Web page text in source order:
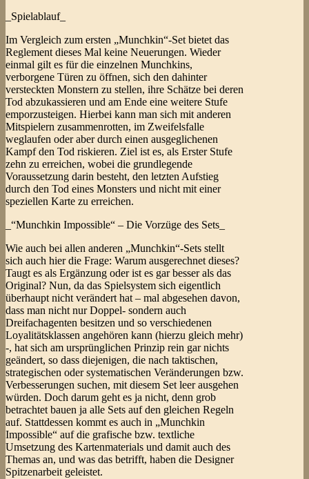
_Spielablauf_
Im Vergleich zum ersten „Munchkin“-Set bietet das
Reglement dieses Mal keine Neuerungen. Wieder
einmal gilt es für die einzelnen Munchkins,
verborgene Türen zu öffnen, sich den dahinter
versteckten Monstern zu stellen, ihre Schätze bei deren
Tod abzukassieren und am Ende eine weitere Stufe
emporzusteigen. Hierbei kann man sich mit anderen
Mitspielern zusammenrotten, im Zweifelsfalle
weglaufen oder aber durch einen ausgeglichenen
Kampf den Tod riskieren. Ziel ist es, als Erster Stufe
zehn zu erreichen, wobei die grundlegende
Voraussetzung darin besteht, den letzten Aufstieg
durch den Tod eines Monsters und nicht mit einer
speziellen Karte zu erreichen.
_“Munchkin Impossible“ – Die Vorzüge des Sets_
Wie auch bei allen anderen „Munchkin“-Sets stellt
sich auch hier die Frage: Warum ausgerechnet dieses?
Taugt es als Ergänzung oder ist es gar besser als das
Original? Nun, da das Spielsystem sich eigentlich
überhaupt nicht verändert hat – mal abgesehen davon,
dass man nicht nur Doppel- sondern auch
Dreifachagenten besitzen und so verschiedenen
Loyalitätsklassen angehören kann (hierzu gleich mehr)
-, hat sich am ursprünglichen Prinzip rein gar nichts
geändert, so dass diejenigen, die nach taktischen,
strategischen oder systematischen Veränderungen bzw.
Verbesserungen suchen, mit diesem Set leer ausgehen
würden. Doch darum geht es ja nicht, denn grob
betrachtet bauen ja alle Sets auf den gleichen Regeln
auf. Stattdessen kommt es auch in „Munchkin
Impossible“ auf die grafische bzw. textliche
Umsetzung des Kartenmaterials und damit auch des
Themas an, und was das betrifft, haben die Designer
Spitzenarbeit geleistet.